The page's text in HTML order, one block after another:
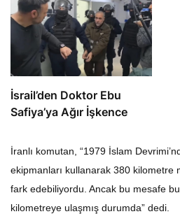
İsrail’den Doktor Ebu
Safiya’ya Ağır İşkence
İranlı komutan, “1979 İslam
ekipmanları kullanarak 380
fark edebiliyordu. Ancak bu mesafe
kilometreye ulaşmış durumda” dedi.